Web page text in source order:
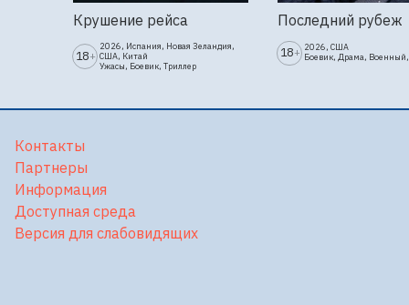
Крушение рейса
18+
2026, Испания, Новая Зеландия,
США, Китай
Ужасы, Боевик, Триллер
Последний рубеж
18+ 2026, США
Боевик, Драма,
Контакты
Партнеры
Информация
Доступная среда
Версия для слабовидящих